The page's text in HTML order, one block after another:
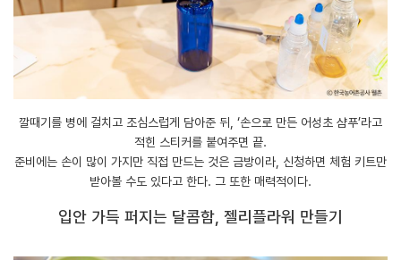
깔때기를 병에 걸치고 조심스럽게 담아준 뒤, ‘손으로 만든 어성초 샴푸’라고
적힌 스티커를 붙여주면 끝.
준비에는 손이 많이 가지만 직접 만드는 것은 금방이라, 신청하면 체험 키트만
받아볼 수도 있다고 한다. 그 또한 매력적이다.
입안 가득 퍼지는 달콤함, 젤리플라워 만들기